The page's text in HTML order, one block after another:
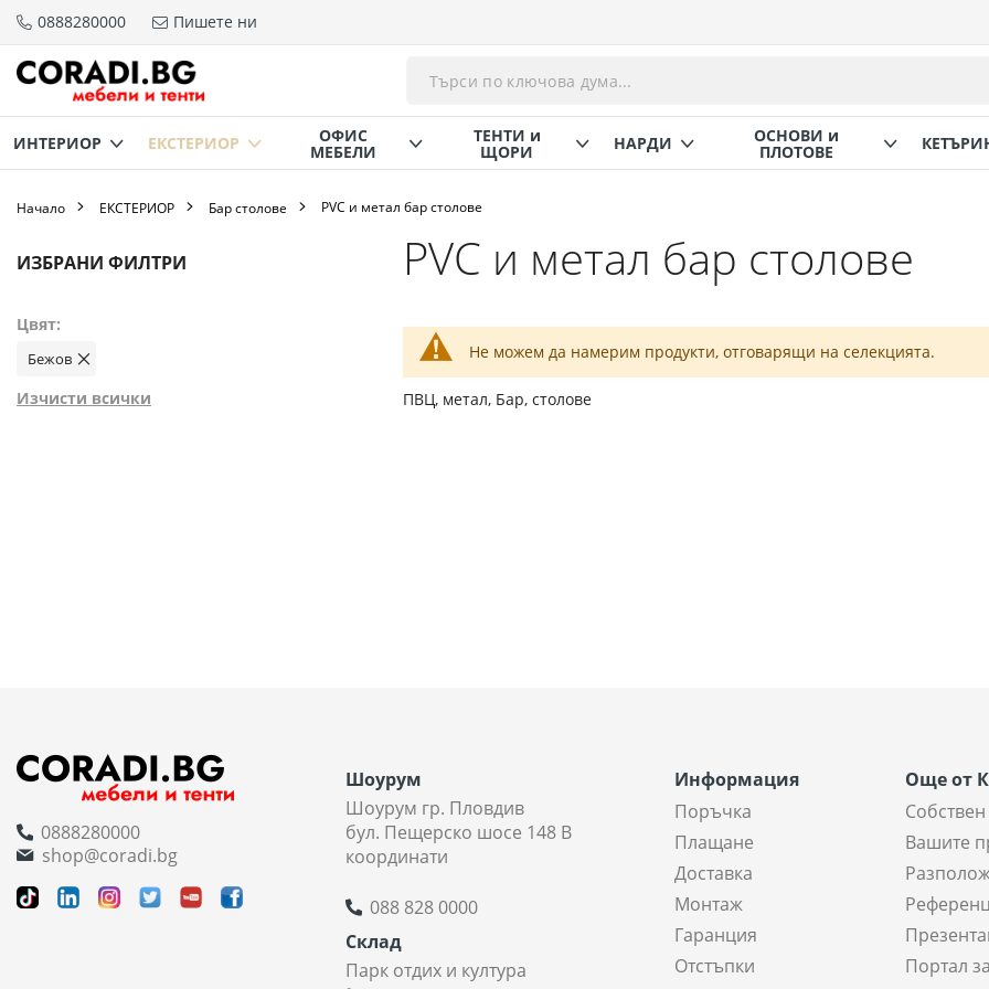
Прескачане
съдържанието
0888280000 Пишете ни
ИНТЕРИОР ЕКСТЕРИОР ОФИС
МЕБЕЛИ
ТЕНТИ и
ЩОРИ НАРДИ ОСНОВИ и
ПЛОТОВЕ
Начало ЕКСТЕРИОР Бар столове PVC и метал бар столове
PVC и метал бар столове
Не можем да намерим продукти, отговарящи на селекцията.
ПВЦ, метал, Бар, столове
по
ИЗБРАНИ ФИЛТРИ
Цвят
Бежов
елемент
Изчисти всички
0888280000
shop@coradi.bg
Шоурум
Шоурум гр. Пловдив
бул. Пещерско шосе 148 В
координати
088 828 0000
Склад
Парк отдих и култура
Информация
Поръчка
Плащане
Доставка
Монтаж
Гаранция
Отстъпки
Още от
Вашите
Портал